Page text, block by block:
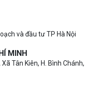
và đầu tư TP Hà Nội
MINH
Tân Kiên, H. Bình Chánh,